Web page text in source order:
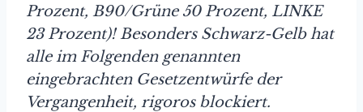
Prozent, B90/Grüne 50 Prozent, LINKE
23 Prozent)! Besonders Schwarz-Gelb hat
alle im Folgenden genannten
eingebrachten Gesetzentwürfe der
Vergangenheit, rigoros blockiert.